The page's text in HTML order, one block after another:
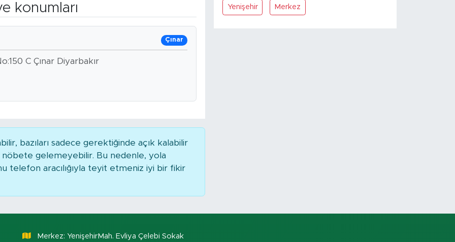
konumları
Çınar
C Çınar Diyarbakır
bazıları sadece gerektiğinde açık kalabilir
gelemeyebilir. Bu nedenle, yola
telefon aracılığıyla teyit etmeniz iyi bir fikir
Yenişehir Merkez
Merkez: YenişehirMah. Evliya Çelebi Sokak